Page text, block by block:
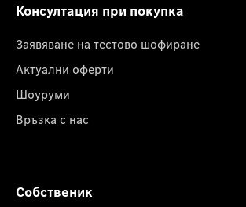
Консултация при покупка
Заявяване на тестово шофиране
Актуални оферти
Шоуруми
Връзка с нас
Собственик